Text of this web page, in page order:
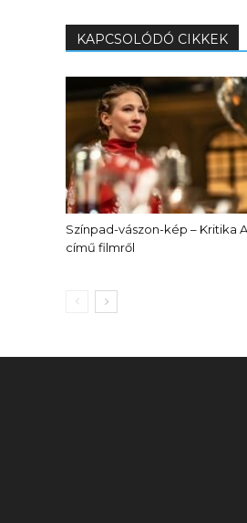
KAPCSOLÓDÓ CIKKEK
Színpad-vászon-kép – Kritika
című filmről